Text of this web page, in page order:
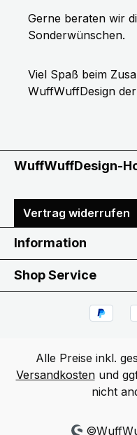
Gerne beraten wir
Sonderwünschen.
Viel Spaß beim
WuffWuffDesign
WuffWuffDesign-
Vertrag widerrufen
Information
Shop Service
Alle Preise inkl.
Versandkostenund
nicht